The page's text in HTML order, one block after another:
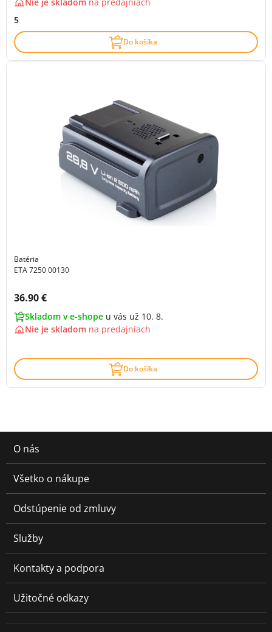
5
Do košíka
Batéria
ETA 7250 00130
Cena s DPH:
36.90 €
Skladom v e-shope u vás už 10. 8.
Nie je skladom na predajniach
Do košíka
O nás
Všetko o nákupe
Odstúpenie od zmluvy
Služby
Kontakty a podpora
Užitočné odkazy